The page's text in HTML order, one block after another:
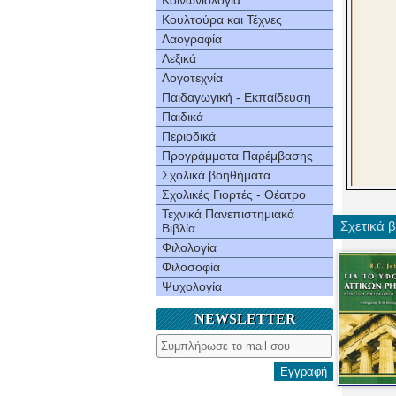
Κουλτούρα και Τέχνες
Λαογραφία
Λεξικά
Λογοτεχνία
Παιδαγωγική - Εκπαίδευση
Παιδικά
Περιοδικά
Προγράμματα Παρέμβασης
Σχολικά βοηθήματα
Σχολικές Γιορτές - Θέατρο
Τεχνικά Πανεπιστημιακά
Βιβλία
Φιλολογία
Φιλοσοφία
Ψυχολογία
NEWSLETTER
Εγγραφή
Σχετικά